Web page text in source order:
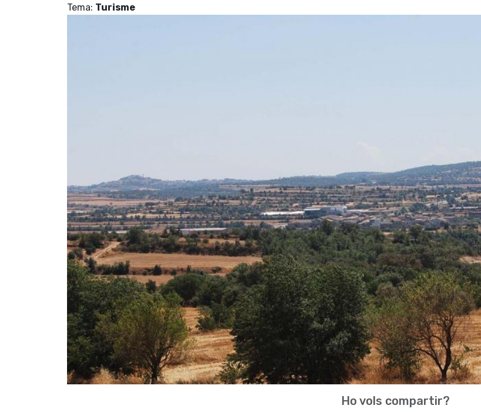
Tema: Turisme
Ho vols compartir?